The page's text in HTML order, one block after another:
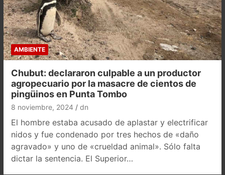
AMBIENTE
Chubut: declararon culpable a un productor
agropecuario por la masacre de cientos de
pingüinos en Punta Tombo
8 noviembre, 2024 dn
El hombre estaba acusado de aplastar y electrificar
nidos y fue condenado por tres hechos de «daño
agravado» y uno de «crueldad animal». Sólo falta
dictar la sentencia. El Superior…